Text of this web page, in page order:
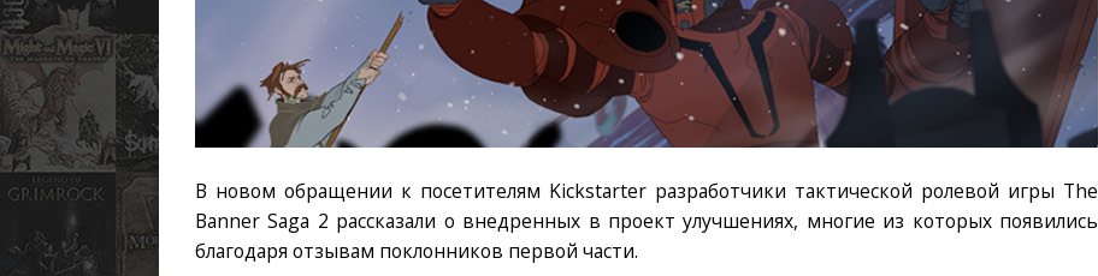
В новом обращении к посетителям Kickstarter разработчики тактической ролевой игры The
Banner Saga 2 рассказали о внедренных в проект улучшениях, многие из которых появились
благодаря отзывам поклонников первой части.